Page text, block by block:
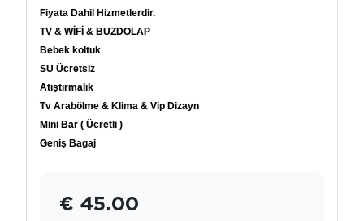
Fiyata Dahil Hizmetlerdir.
TV & WİFİ & BUZDOLAP
Bebek koltuk
SU Ücretsiz
Atıştırmalık
Tv Arabölme & Klima & Vip Dizayn
Mini Bar ( Ücretli )
Geniş Bagaj
€ 45.00